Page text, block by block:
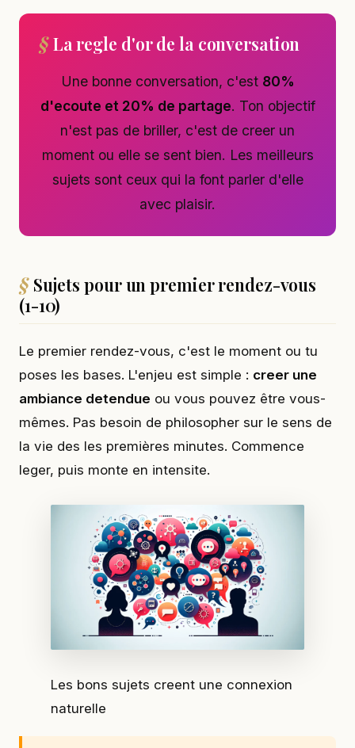
La regle d'or de la conversation
Une bonne conversation, c'est 80%
d'ecoute et 20% de partage. Ton objectif
n'est pas de briller, c'est de creer un
moment ou elle se sent bien. Les meilleurs
sujets sont ceux qui la font parler d'elle
avec plaisir.
Sujets pour un premier rendez-vous
(1-10)
Le premier rendez-vous, c'est le moment ou tu
poses les bases. L'enjeu est simple : creer une
ambiance detendue ou vous pouvez être vous-
mêmes. Pas besoin de philosopher sur le sens de
la vie des les premières minutes. Commence
leger, puis monte en intensite.
Les bons sujets creent une connexion
naturelle